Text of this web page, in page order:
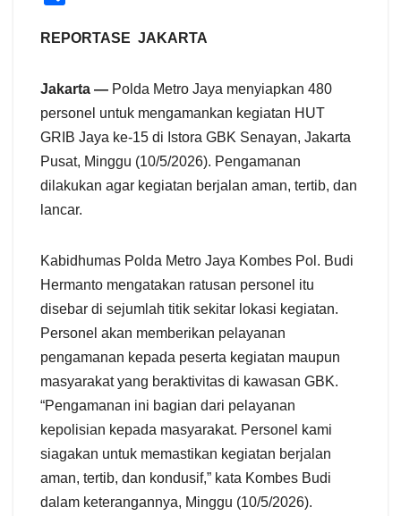
a
REPORTASE JAKARTA
Jakarta — Polda Metro Jaya menyiapkan 480
personel untuk mengamankan kegiatan HUT
GRIB Jaya ke-15 di Istora GBK Senayan, Jakarta
Pusat, Minggu (10/5/2026). Pengamanan
dilakukan agar kegiatan berjalan aman, tertib, dan
lancar.
Kabidhumas Polda Metro Jaya Kombes Pol. Budi
Hermanto mengatakan ratusan personel itu
disebar di sejumlah titik sekitar lokasi kegiatan.
Personel akan memberikan pelayanan
pengamanan kepada peserta kegiatan maupun
masyarakat yang beraktivitas di kawasan GBK.
“Pengamanan ini bagian dari pelayanan
kepolisian kepada masyarakat. Personel kami
siagakan untuk memastikan kegiatan berjalan
aman, tertib, dan kondusif,” kata Kombes Budi
dalam keterangannya, Minggu (10/5/2026).